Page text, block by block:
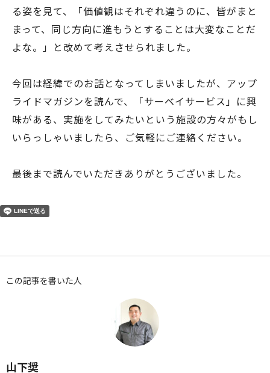
る姿を見て、「価値観はそれぞれ違うのに、皆がまと
まって、同じ方向に進もうとすることは大変なことだ
よな。」と改めて考えさせられました。
今回は経緯でのお話となってしまいましたが、アップ
ライドマガジンを読んで、「サーベイサービス」に興
味がある、実施をしてみたいという施設の方々がもし
いらっしゃいましたら、ご気軽にご連絡ください。
最後まで読んでいただきありがとうございました。
この記事を書いた人
山下奨